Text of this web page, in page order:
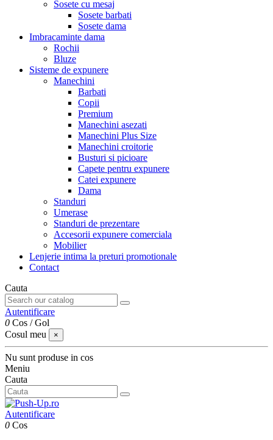
Sosete cu mesaj
Sosete barbati
Sosete dama
Imbracaminte dama
Rochii
Bluze
Sisteme de expunere
Manechini
Barbati
Copii
Premium
Manechini asezati
Manechini Plus Size
Manechini croitorie
Busturi si picioare
Capete pentru expunere
Catei expunere
Dama
Standuri
Umerase
Standuri de prezentare
Accesorii expunere comerciala
Mobilier
Lenjerie intima la preturi promotionale
Contact
Cauta
Autentificare
0 Cos /Gol
Cosul meu
×
Nu sunt produse in cos
Meniu
Cauta
Autentificare
0 Cos